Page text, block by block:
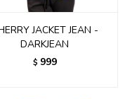
JACKET JEAN -
DARKJEAN
$ 999